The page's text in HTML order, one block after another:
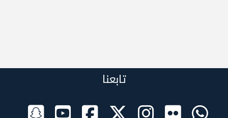
تابعنا